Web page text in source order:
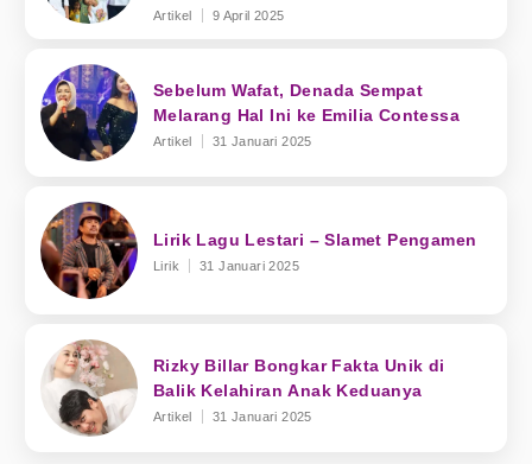
Artikel 9 April 2025
Sebelum Wafat, Denada Sempat
Melarang Hal Ini ke Emilia Contessa
Artikel 31 Januari 2025
Lirik Lagu Lestari – Slamet Pengamen
Lirik 31 Januari 2025
Rizky Billar Bongkar Fakta Unik di
Balik Kelahiran Anak Keduanya
Artikel 31 Januari 2025